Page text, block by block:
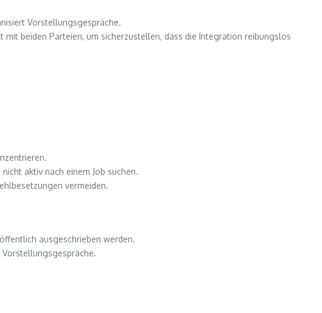
Vorstellungsgespräche.
beiden Parteien, um sicherzustellen, dass die Integration reibungslos
aktiv nach einem Job suchen.
vermeiden.
ausgeschrieben werden.